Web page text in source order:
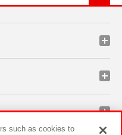
such as cookies to